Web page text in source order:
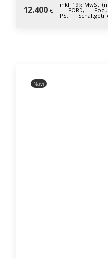
12.400 €
inkl. 19% MwSt.
FORD,
PS,
Navi